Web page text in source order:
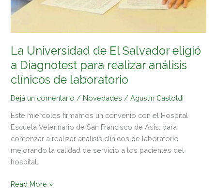
La Universidad de El Salvador eligió
a Diagnotest para realizar análisis
clínicos de laboratorio
Dejá un comentario / Novedades /Agustin Castoldi
Este miércoles firmamos un convenio con el Hospital
Escuela Veterinario de San Francisco de Asis, para
comenzar a realizar análisis clínicos de laboratorio
mejorando la calidad de servicio a los pacientes del
hospital.
Read More »